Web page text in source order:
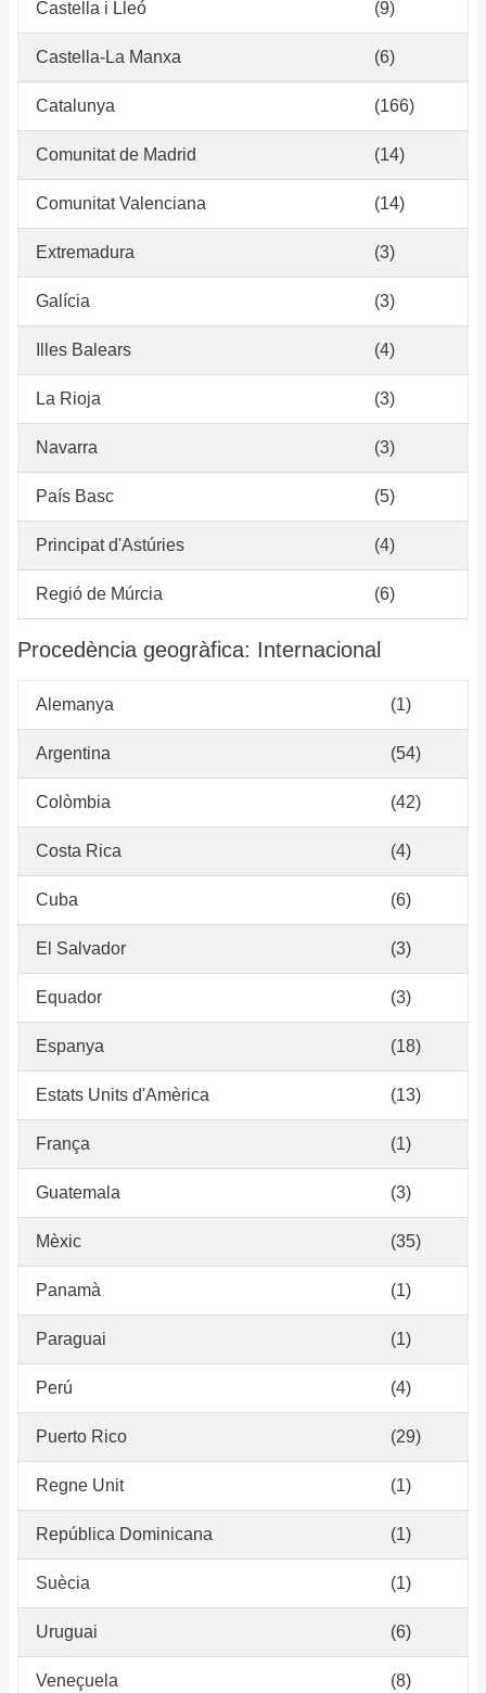
Castella i Lleó (9)
Castella-La Manxa (6)
Catalunya (166)
Comunitat de Madrid (14)
Comunitat Valenciana (14)
Extremadura (3)
Galícia (3)
Illes Balears (4)
La Rioja (3)
Navarra (3)
País Basc (5)
Principat d'Astúries (4)
Regió de Múrcia (6)
Procedència geogràfica: Internacional
Alemanya (1)
Argentina (54)
Colòmbia (42)
Costa Rica (4)
Cuba (6)
El Salvador (3)
Equador (3)
Espanya (18)
Estats Units d'Amèrica (13)
França (1)
Guatemala (3)
Mèxic (35)
Panamà (1)
Paraguai (1)
Perú (4)
Puerto Rico (29)
Regne Unit (1)
República Dominicana (1)
Suècia (1)
Uruguai (6)
Veneçuela (8)